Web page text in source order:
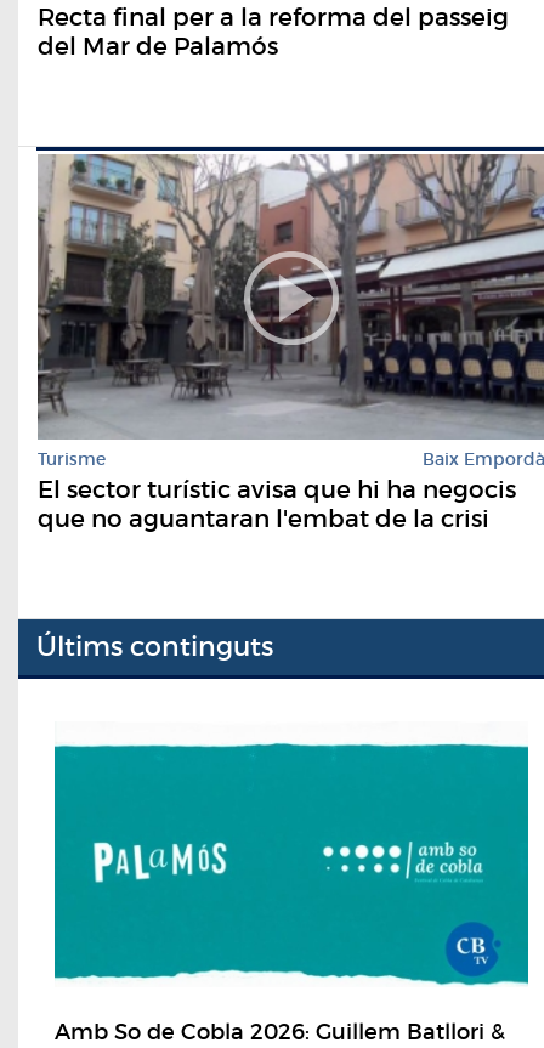
Recta final per a la reforma del passeig
del Mar de Palamós
Turisme Baix Empordà
El sector turístic avisa que hi ha negocis
que no aguantaran l'embat de la crisi
Últims continguts
Amb So de Cobla 2026: Guillem Batllori &